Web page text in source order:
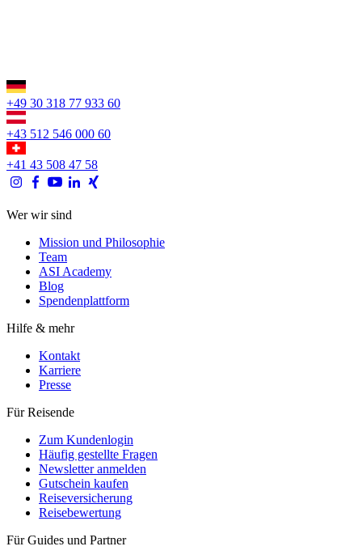
+49 30 318 77 933 60
+43 512 546 000 60
+41 43 508 47 58
Wer wir sind
Mission und Philosophie
Team
ASI Academy
Blog
Spendenplattform
Hilfe & mehr
Kontakt
Karriere
Presse
Für Reisende
Zum Kundenlogin
Häufig gestellte Fragen
Newsletter anmelden
Gutschein kaufen
Reiseversicherung
Reisebewertung
Für Guides und Partner